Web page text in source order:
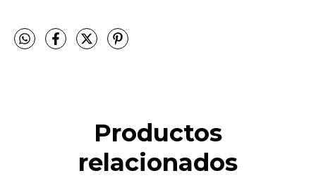
Productos
relacionados